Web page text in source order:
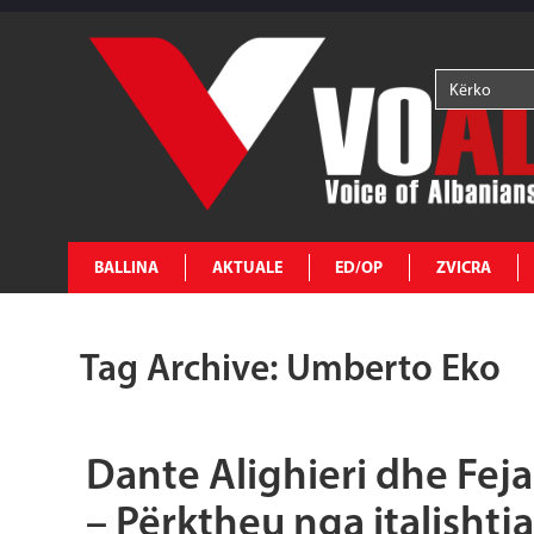
BALLINA AKTUALE ED/OP ZVICRA
Tag Archive: Umberto Eko
Dante Alighieri dhe